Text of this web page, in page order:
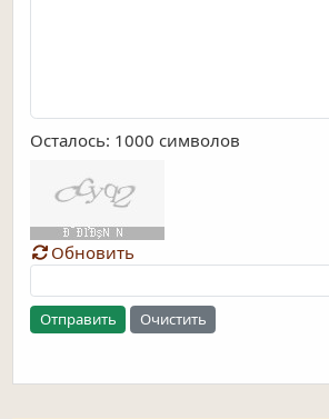
Осталось: 1000 символов
Обновить
Отправить Очистить